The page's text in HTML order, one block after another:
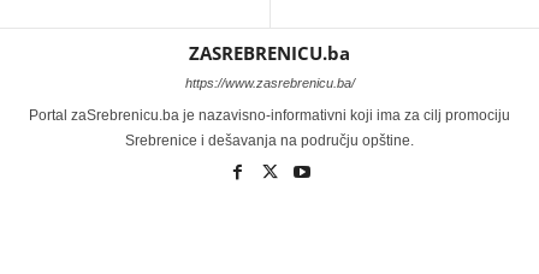
ZASREBRENICU.ba
https://www.zasrebrenicu.ba/
Portal zaSrebrenicu.ba je nazavisno-informativni koji ima za cilj promociju
Srebrenice i dešavanja na području opštine.